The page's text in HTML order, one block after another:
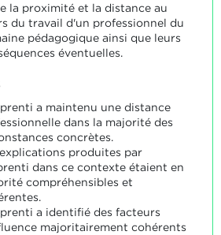
la proximité et la distance au
du travail d'un professionnel du
pédagogique ainsi que leurs
éventuelles.
a maintenu une distance
dans la majorité des
concrètes.
produites par
dans ce contexte étaient en
compréhensibles et
a identifié des facteurs
majoritairement cohérents